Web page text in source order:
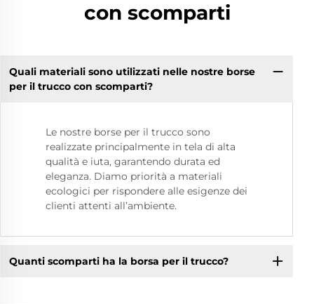
con scomparti
Quali materiali sono utilizzati nelle nostre borse
per il trucco con scomparti?
Le nostre borse per il trucco sono
realizzate principalmente in tela di alta
qualità e iuta, garantendo durata ed
eleganza. Diamo priorità a materiali
ecologici per rispondere alle esigenze dei
clienti attenti all’ambiente.
Quanti scomparti ha la borsa per il trucco?